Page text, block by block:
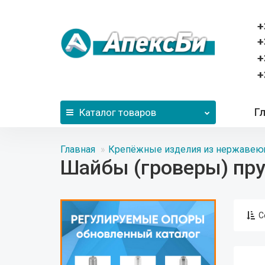
Каталог товаров
Главная Крепёжные изделия из
Шайбы (гроверы)